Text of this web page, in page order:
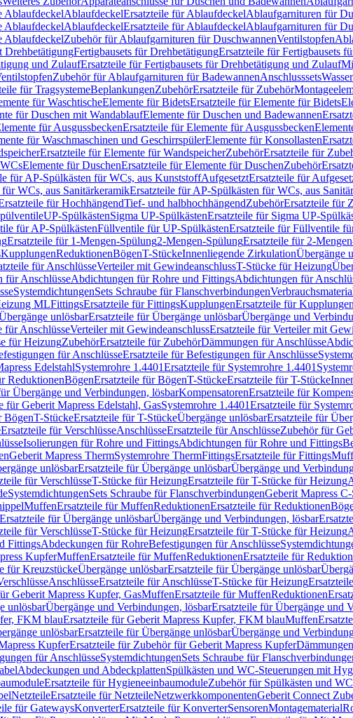
AblaufdeckelAblaufdeckelErsatzteile für AblaufdeckelAblaufgarnituren für
AblaufdeckelAblaufdeckelErsatzteile für AblaufdeckelAblaufgarnituren für
AblaufdeckelZubehör für Ablaufgarnituren für DuschwannenVentilstopfen
DrehbetätigungFertigbausets für DrehbetätigungErsatzteile für Fertigbausets
und ZulaufErsatzteile für Fertigbausets für Drehbetätigung und Zulauf
Zubehör für Ablaufgarnituren für BadewannenAnschlusssets
für TragsystemeBeplankungenZubehörErsatzteile für Zubehör
für WaschtischeElemente für BidetsErsatzteile für Elemente für Bidets
für Duschen mit WandablaufElemente für Duschen und Badewannen
für AusgussbeckenErsatzteile für Elemente für Ausgussbecken
für Waschmaschinen und GeschirrspülerElemente für Konsollasten
Ersatzteile für Elemente für WandspeicherZubehörErsatzteile für
Elemente für DuschenErsatzteile für Elemente für DuschenZubehör
für AP-Spülkästen für WCs, aus KunststoffAufgesetztErsatzteile für
WCs, aus SanitärkeramikErsatzteile für AP-Spülkästen für WCs, aus
für HochhängendTief- und halbhochhängendZubehörErsatzteile für
UP-SpülkästenSigma UP-SpülkästenErsatzteile für Sigma UP-
für AP-SpülkästenFüllventile für UP-SpülkästenErsatzteile für Füllventile
Ersatzteile für 1-Mengen-Spülung2-Mengen-SpülungErsatzteile für 2-
KupplungenReduktionenBögenT-StückeInnenliegende ZirkulationÜbergänge
für AnschlüsseVerteiler mit GewindeanschlussT-Stücke für Heizung
für AnschlüsseAbdichtungen für Rohre und FittingsAbdichtungen für
SystemdichtungenSets Schraube für Flanschverbindungen
MLFittingsErsatzteile für FittingsKupplungenErsatzteile für Kupplungen
unlösbarErsatzteile für Übergänge unlösbarÜbergänge und
für AnschlüsseVerteiler mit GewindeanschlussErsatzteile für Verteiler mit
für HeizungZubehörErsatzteile für ZubehörDämmungen für Anschlüsse
für AnschlüsseErsatzteile für Befestigungen für Anschlüsse
EdelstahlSystemrohre 1.4401Ersatzteile für Systemrohre 1.4401
ReduktionenBögenErsatzteile für BögenT-StückeErsatzteile für T-Stücke
Übergänge und Verbindungen, lösbarKompensatorenErsatzteile für
für Geberit Mapress Edelstahl, GasSystemrohre 1.4401Ersatzteile für
BögenT-StückeErsatzteile für T-StückeÜbergänge unlösbarErsatzteile für
Ersatzteile für VerschlüsseAnschlüsseErsatzteile für AnschlüsseZubehör für
Isolierungen für Rohre und FittingsAbdichtungen für Rohre und Fittings
Geberit Mapress ThermSystemrohre ThermFittingsErsatzteile für Fittings
unlösbarErsatzteile für Übergänge unlösbarÜbergänge und
für VerschlüsseT-Stücke für HeizungErsatzteile für T-Stücke für Heizung
SystemdichtungenSets Schraube für FlanschverbindungenGeberit Mapress
MuffenErsatzteile für MuffenReduktionenErsatzteile für Reduktionen
Ersatzteile für Übergänge unlösbarÜbergänge und Verbindungen, lösbar
für VerschlüsseT-Stücke für HeizungErsatzteile für T-Stücke für Heizung
FittingsAbdeckungen für RohreBefestigungen für Anschlüsse
KupferMuffenErsatzteile für MuffenReduktionenErsatzteile für
für KreuzstückeÜbergänge unlösbarErsatzteile für Übergänge unlösbar
AnschlüsseErsatzteile für AnschlüsseT-Stücke für Heizung
Geberit Mapress Kupfer, GasMuffenErsatzteile für MuffenReduktionen
unlösbarÜbergänge und Verbindungen, lösbarErsatzteile für Übergänge und
FKM blauErsatzteile für Geberit Mapress Kupfer, FKM blauMuffen
unlösbarErsatzteile für Übergänge unlösbarÜbergänge und
KupferErsatzteile für Zubehör für Geberit Mapress Kupfer
für AnschlüsseSystemdichtungenSets Schraube für
Abdeckungen und AbdeckplattenSpülkästen und WC-Steuerungen mit
Ersatzteile für HygieneeinbaumoduleZubehör für Spülkästen und
NetzteileErsatzteile für NetzteileNetzwerkkomponentenGeberit Connect
für GatewaysKonverterErsatzteile für KonverterSensorenMontagematerial